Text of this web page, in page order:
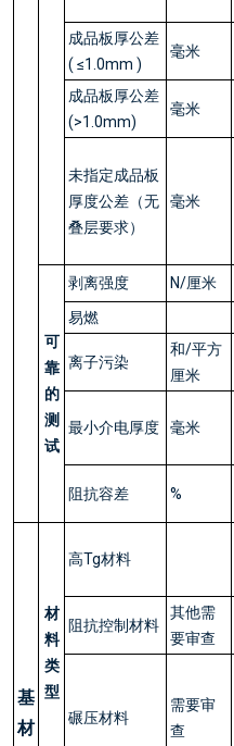
成品板厚公差
( ≤1.0mm )
毫米
成品板厚公差
(>1.0mm)
毫米
未指定成品板
厚度公差（无
叠层要求）
毫米
可
靠
的
测
试
剥离强度 N/厘米
易燃
离子污染
和/平方
厘米
最小介电厚度 毫米
阻抗容差 %
基
材
材
料
类
型
高Tg材料
阻抗控制材料
其他需
要审查
碾压材料
需要审
查